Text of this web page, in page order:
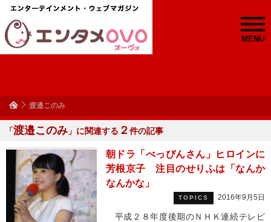
MENU
渡邉このみ
「渡邉このみ 」に関連する ２件の記事
朝ドラ「べっぴんさん」ヒロインに
芳根京子 注目のせりふは「なんか
なんかな」
TOPICS 2016年9月5日
平成２８年度後期のＮＨＫ連続テレビ